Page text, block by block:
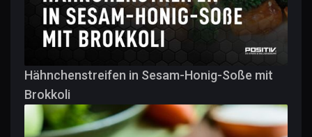
Hähnchenstreifen in Sesam-Honig-Soße mit
Brokkoli